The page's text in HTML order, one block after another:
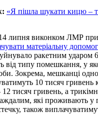
«Я пішла шукати кицю –
липня виконком ЛМР
матеріальну
ракетним ударом
від типу помешкання, у
Зокрема, мешканці
10 тисяч гривень
тисяч гривень, а
які проживають у
також